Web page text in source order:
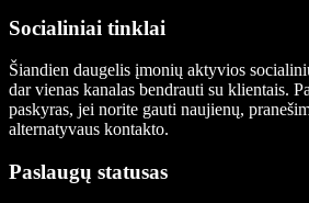
Socialiniai tinklai
Šiandien daugelis įmonių aktyvios
dar vienas kanalas bendrauti su klientais.
paskyras, jei norite gauti naujienų,
alternatyvaus kontakto.
Paslaugų statusas